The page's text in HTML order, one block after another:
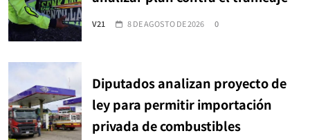
V21 8 DE AGOSTO DE 2026 0
Diputados analizan proyecto de
ley para permitir importación
privada de combustibles